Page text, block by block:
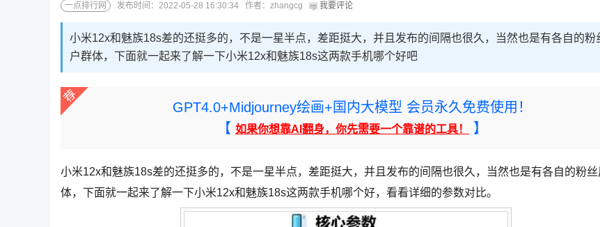
一点排行网 发布时间：2022-05-28 16:30:34 作者：zhangcg 我要评论
小米12x和魅族18s差的还挺多的，不是一星半点，差距挺大，并且发布的间隔也很久，当然也是有各自的粉
户群体，下面就一起来了解一下小米12x和魅族18s这两款手机哪个好吧
GPT4.0+Midjourney绘画+国内大模型 会员永久免费使用！
【 如果你想靠AI翻身，你先需要一个靠谱的工具！ 】
小米12x和魅族18s差的还挺多的，不是一星半点，差距挺大，并且发布的间隔也很久，当然也是有各自的粉
体，下面就一起来了解一下小米12x和魅族18s这两款手机哪个好，看看详细的参数对比。